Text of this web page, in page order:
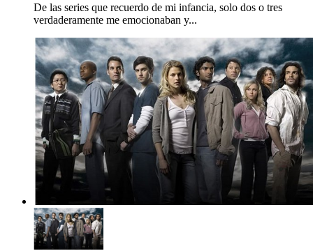
De las series que recuerdo de mi infancia, solo dos o tres
verdaderamente me emocionaban y...